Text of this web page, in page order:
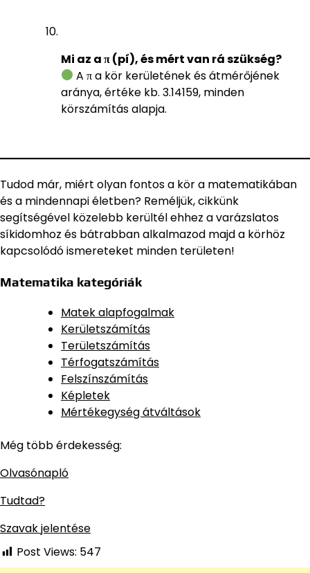
Mi az a π (pí), és mért van rá szükség?
A π a kör kerületének és átmérőjének
aránya, értéke kb. 3.14159, minden
körszámítás alapja.
Tudod már, miért olyan fontos a kör a matematikában
és a mindennapi életben? Reméljük, cikkünk
segítségével közelebb kerültél ehhez a varázslatos
síkidomhoz és bátrabban alkalmazod majd a körhöz
kapcsolódó ismereteket minden területen!
Matematika kategóriák
Matek alapfogalmak
Kerületszámítás
Területszámítás
Térfogatszámítás
Felszínszámítás
Képletek
Mértékegység átváltások
Még több érdekesség:
Olvasónapló
Tudtad?
Szavak jelentése
Post Views: 547